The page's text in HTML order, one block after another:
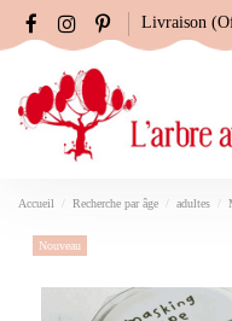
Livraison
Accueil Recherche par âge adultes
Nouveau